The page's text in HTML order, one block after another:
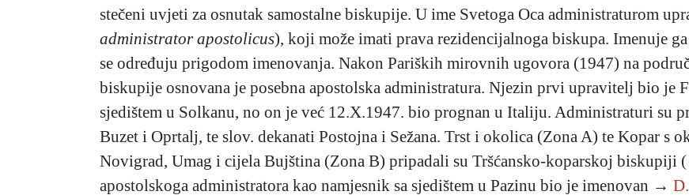
stečeni uvjeti za osnutak samostalne biskupije. U ime Svetoga Oca administraturom
administrator apostolicus), koji može imati prava rezidencijalnoga biskupa. Imenuje
se određuju prigodom imenovanja. Nakon Pariških mirovnih ugovora (1947) na
biskupije osnovana je posebna apostolska administratura. Njezin prvi upravitelj bio je
sjedištem u Solkanu, no on je već 12.X.1947. bio prognan u Italiju. Administraturi su
Buzet i Oprtalj, te slov. dekanati Postojna i Sežana. Trst i okolica (Zona A) te Kopar s
Novigrad, Umag i cijela Bujština (Zona B) pripadali su Tršćansko-koparskoj biskupiji
apostolskoga administratora kao namjesnik sa sjedištem u Pazinu bio je imenovan →